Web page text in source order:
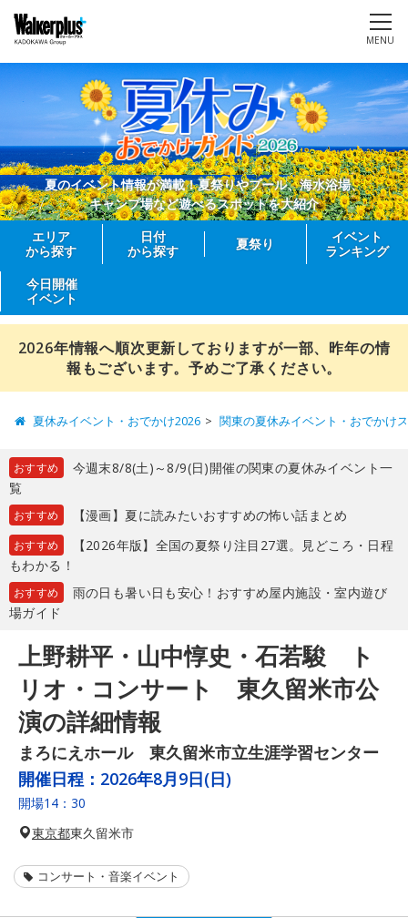
MENU
夏のイベント情報が満載！夏祭りやプール、海水浴場、
キャンプ場など遊べるスポットを大紹介
エリア
から探す
日付
から探す
夏祭り
イベント
ランキング
今日開催
イベント
2026年情報へ順次更新しておりますが一部、昨年の情
報もございます。予めご了承ください。
夏休みイベント・おでかけ2026 関東の夏休みイベント・おでかけ
おすすめ
今週末8/8(土)～8/9(日)開催の関東の夏休みイベント一
覧
おすすめ 【漫画】夏に読みたいおすすめの怖い話まとめ
おすすめ
【2026年版】全国の夏祭り注目27選。見どころ・日程
もわかる！
おすすめ
雨の日も暑い日も安心！おすすめ屋内施設・室内遊び
場ガイド
上野耕平・山中惇史・石若駿 ト
リオ・コンサート 東久留米市公
演の詳細情報
まろにえホール 東久留米市立生涯学習センター
開催日程： 2026年8月9日(日)
開場14：30
東京都東久留米市
コンサート・音楽イベント